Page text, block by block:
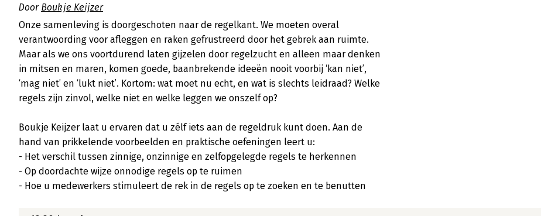
Door Boukje Keijzer
Onze samenleving is doorgeschoten naar de regelkant. We moeten overal
verantwoording voor afleggen en raken gefrustreerd door het gebrek aan ruimte.
Maar als we ons voortdurend laten gijzelen door regelzucht en alleen maar denken
in mitsen en maren, komen goede, baanbrekende ideeën nooit voorbij ‘kan niet’,
‘mag niet’ en ‘lukt niet’. Kortom: wat moet nu echt, en wat is slechts leidraad? Welke
regels zijn zinvol, welke niet en welke leggen we onszelf op?
Boukje Keijzer laat u ervaren dat u zélf iets aan de regeldruk kunt doen. Aan de
hand van prikkelende voorbeelden en praktische oefeningen leert u:
- Het verschil tussen zinnige, onzinnige en zelfopgelegde regels te herkennen
- Op doordachte wijze onnodige regels op te ruimen
- Hoe u medewerkers stimuleert de rek in de regels op te zoeken en te benutten